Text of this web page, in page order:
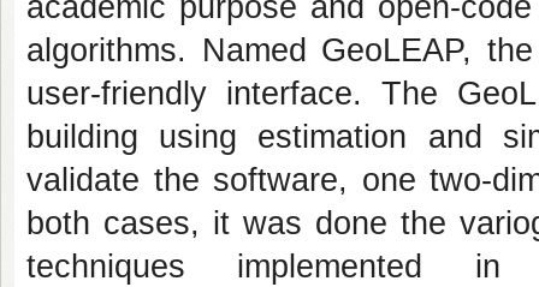
academic purpose and open-
algorithms. Named GeoLEAP,
user-friendly interface. The
building using estimation and
validate the software, one two-
both cases, it was done the
techniques implemented